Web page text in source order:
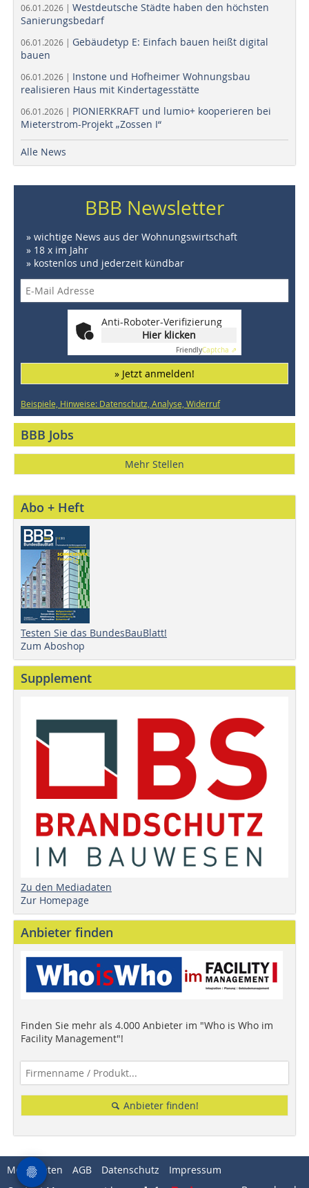
06.01.2026 | Westdeutsche Städte haben den höchsten
Sanierungsbedarf
06.01.2026 | Gebäudetyp E: Einfach bauen heißt digital
bauen
06.01.2026 | Instone und Hofheimer Wohnungsbau
realisieren Haus mit Kindertagesstätte
06.01.2026 | PIONIERKRAFT und lumio+ kooperieren bei
Mieterstrom-Projekt „Zossen I“
Alle News
BBB Newsletter
» wichtige News aus der Wohnungswirtschaft
» 18 x im Jahr
» kostenlos und jederzeit kündbar
Anti-Roboter-Verifizierung
Hier klicken
FriendlyCaptcha ⇗
» Jetzt anmelden!
Beispiele, Hinweise: Datenschutz, Analyse, Widerruf
BBB Jobs
Mehr Stellen
Abo + Heft
Testen Sie das BundesBauBlatt!
Zum Aboshop
Supplement
Zu den Mediadaten
Zur Homepage
Anbieter finden
Finden Sie mehr als 4.000 Anbieter im "Who is Who im
Facility Management"!
Anbieter finden!
Mediadaten AGB Datenschutz
Impressum